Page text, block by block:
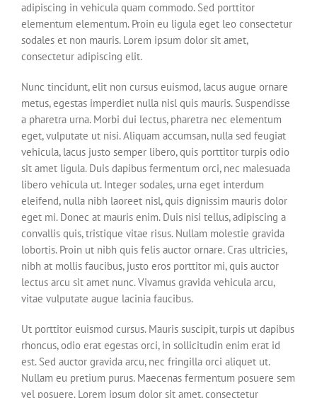
adipiscing in vehicula quam commodo. Sed porttitor
elementum elementum. Proin eu ligula eget leo consectetur
sodales et non mauris. Lorem ipsum dolor sit amet,
consectetur adipiscing elit.
Nunc tincidunt, elit non cursus euismod, lacus augue ornare
metus, egestas imperdiet nulla nisl quis mauris. Suspendisse
a pharetra urna. Morbi dui lectus, pharetra nec elementum
eget, vulputate ut nisi. Aliquam accumsan, nulla sed feugiat
vehicula, lacus justo semper libero, quis porttitor turpis odio
sit amet ligula. Duis dapibus fermentum orci, nec malesuada
libero vehicula ut. Integer sodales, urna eget interdum
eleifend, nulla nibh laoreet nisl, quis dignissim mauris dolor
eget mi. Donec at mauris enim. Duis nisi tellus, adipiscing a
convallis quis, tristique vitae risus. Nullam molestie gravida
lobortis. Proin ut nibh quis felis auctor ornare. Cras ultricies,
nibh at mollis faucibus, justo eros porttitor mi, quis auctor
lectus arcu sit amet nunc. Vivamus gravida vehicula arcu,
vitae vulputate augue lacinia faucibus.
Ut porttitor euismod cursus. Mauris suscipit, turpis ut dapibus
rhoncus, odio erat egestas orci, in sollicitudin enim erat id
est. Sed auctor gravida arcu, nec fringilla orci aliquet ut.
Nullam eu pretium purus. Maecenas fermentum posuere sem
vel posuere. Lorem ipsum dolor sit amet, consectetur